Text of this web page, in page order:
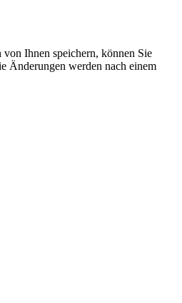
Ihnen speichern, können Sie
Änderungen werden nach einem